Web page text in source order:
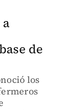
de
los